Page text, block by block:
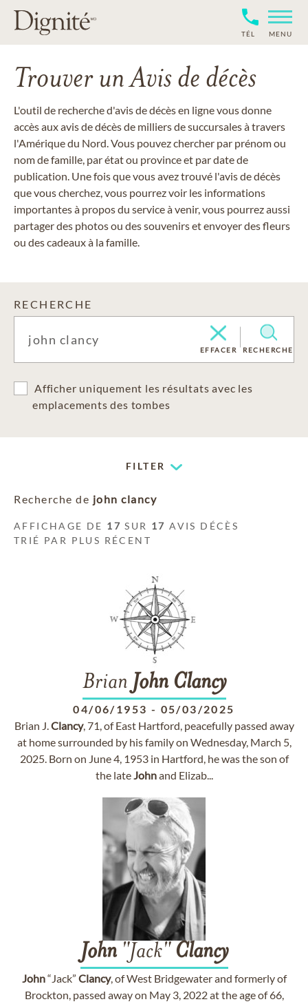
TÉL MENU
Trouver un Avis de décès
L'outil de recherche d'avis de décès en ligne vous donne
accès aux avis de décès de milliers de succursales à travers
l'Amérique du Nord. Vous pouvez chercher par prénom ou
nom de famille, par état ou province et par date de
publication. Une fois que vous avez trouvé l'avis de décès
que vous cherchez, vous pourrez voir les informations
importantes à propos du service à venir, vous pourrez aussi
partager des photos ou des souvenirs et envoyer des fleurs
ou des cadeaux à la famille.
RECHERCHE
EFFACER RECHERCHE
Afficher uniquement les résultats avec les
emplacements des tombes
FILTER
Recherche de john clancy
AFFICHAGE DE 17 SUR 17 AVIS DÉCÈS
TRIÉ PAR PLUS RÉCENT
Brian John Clancy
04/06/1953 - 05/03/2025
Brian J.Clancy, 71, of East Hartford, peacefully passed away
at home surrounded by his family on Wednesday, March 5,
2025. Born on June 4, 1953 in Hartford, he was the son of
the lateJohnand Elizab...
John"Jack" Clancy
John“Jack” Clancy, of West Bridgewater and formerly of
Brockton, passed away on May 3, 2022 at the age of 66,